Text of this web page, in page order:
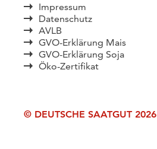
Impressum
Datenschutz
AVLB
GVO-Erklärung Mais
GVO-Erklärung Soja
Öko-Zertifikat
© DEUTSCHE SAATGUT 2026